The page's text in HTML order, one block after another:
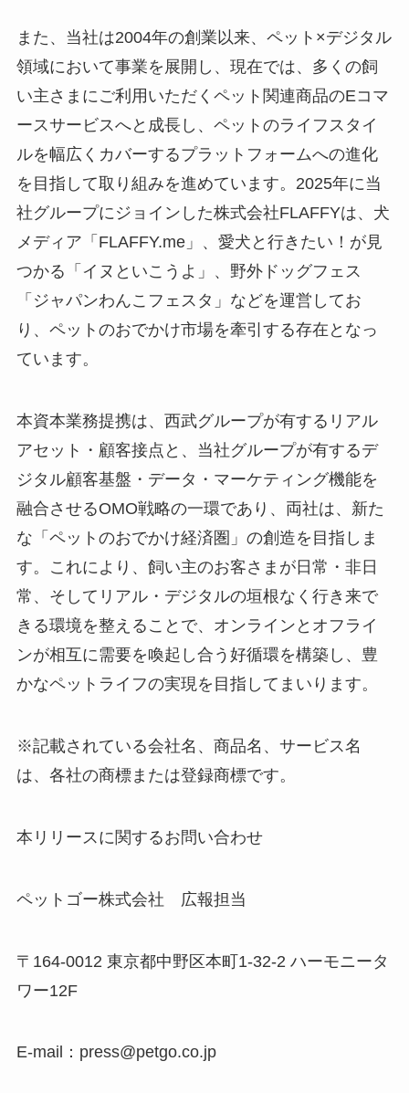
また、当社は2004年の創業以来、ペット×デジタル
領域において事業を展開し、現在では、多くの飼
い主さまにご利用いただくペット関連商品のEコマ
ースサービスへと成長し、ペットのライフスタイ
ルを幅広くカバーするプラットフォームへの進化
を目指して取り組みを進めています。2025年に当
社グループにジョインした株式会社FLAFFYは、犬
メディア「FLAFFY.me」、愛犬と行きたい！が見
つかる「イヌといこうよ」、野外ドッグフェス
「ジャパンわんこフェスタ」などを運営してお
り、ペットのおでかけ市場を牽引する存在となっ
ています。
本資本業務提携は、西武グループが有するリアル
アセット・顧客接点と、当社グループが有するデ
ジタル顧客基盤・データ・マーケティング機能を
融合させるOMO戦略の一環であり、両社は、新た
な「ペットのおでかけ経済圏」の創造を目指しま
す。これにより、飼い主のお客さまが日常・非日
常、そしてリアル・デジタルの垣根なく行き来で
きる環境を整えることで、オンラインとオフライ
ンが相互に需要を喚起し合う好循環を構築し、豊
かなペットライフの実現を目指してまいります。
※記載されている会社名、商品名、サービス名
は、各社の商標または登録商標です。
本リリースに関するお問い合わせ
ペットゴー株式会社 広報担当
〒164-0012 東京都中野区本町1-32-2 ハーモニータ
ワー12F
E-mail：press@petgo.co.jp